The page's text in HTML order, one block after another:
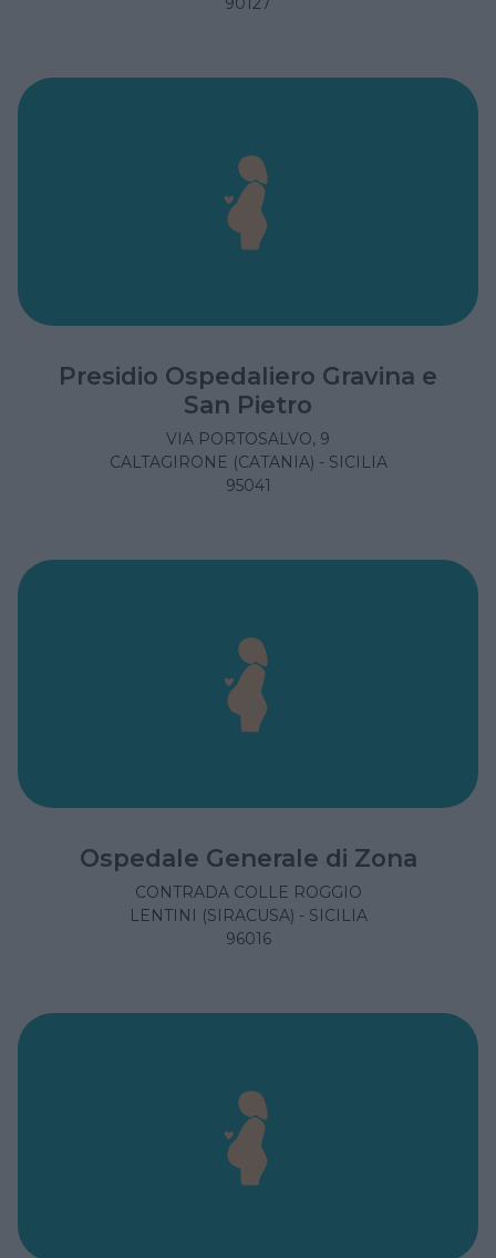
Presidio Ospedaliero Gravina e
San Pietro
VIA PORTOSALVO, 9
CALTAGIRONE (CATANIA) - SICILIA
95041
Ospedale Generale di Zona
CONTRADA COLLE ROGGIO
LENTINI (SIRACUSA) - SICILIA
96016